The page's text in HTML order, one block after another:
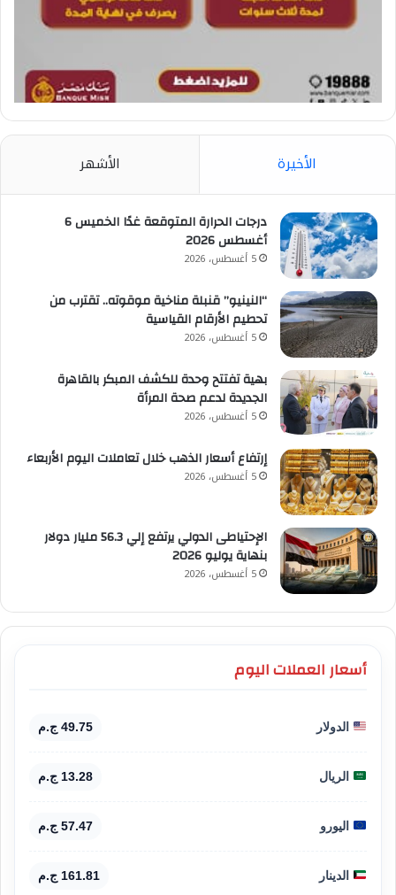
الأخيرة الأشهر
درجات الحرارة المتوقعة غدًا الخميس 6
أغسطس 2026
5 أغسطس، 2026
“النينيو” قنبلة مناخية موقوته.. تقترب من
تحطيم الأرقام القياسية
5 أغسطس، 2026
بهية تفتتح وحدة للكشف المبكر بالقاهرة
الجديدة لدعم صحة المرأة
5 أغسطس، 2026
إرتفاع أسعار الذهب خلال تعاملات اليوم الأربعاء
5 أغسطس، 2026
الإحتياطى الدولي يرتفع إلي 56.3 مليار دولار
بنهاية يوليو 2026
5 أغسطس، 2026
أسعار العملات اليوم
الدولار 49.75 ج.م
الريال 13.28 ج.م
اليورو 57.47 ج.م
الدينار 161.81 ج.م